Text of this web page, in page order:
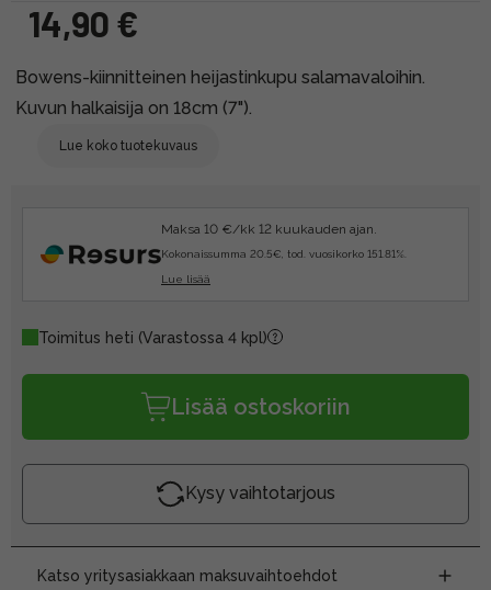
14,90 €
Bowens-kiinnitteinen heijastinkupu salamavaloihin.
Kuvun halkaisija on 18cm (7").
Lue koko tuotekuvaus
Maksa 10 €/kk 12 kuukauden ajan.
Kokonaissumma 20.5€, tod. vuosikorko 151.81%.
Lue lisää
Toimitus heti (Varastossa 4 kpl)
Lisää ostoskoriin
Kysy vaihtotarjous
Katso yritysasiakkaan maksuvaihtoehdot